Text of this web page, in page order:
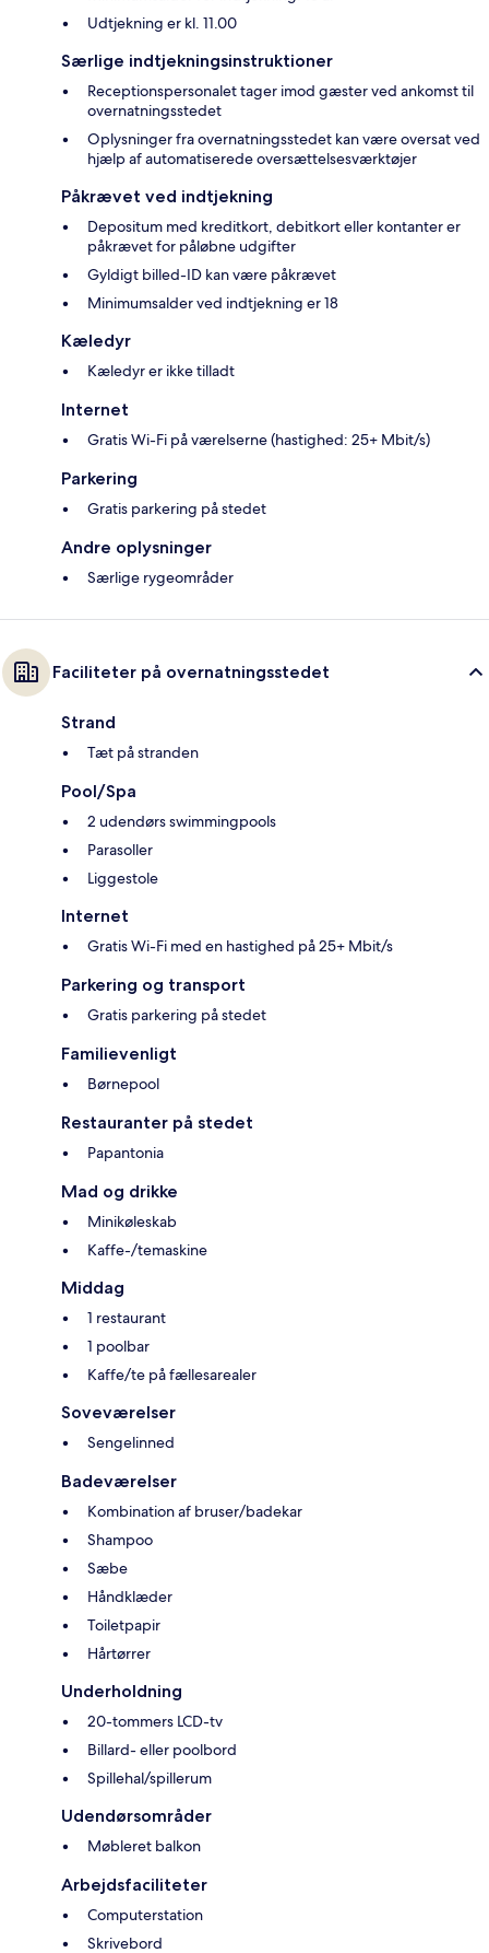
Udtjekning er kl. 11.00
Særlige indtjekningsinstruktioner
Receptionspersonalet tager imod gæster ved ankomst til
overnatningsstedet
Oplysninger fra overnatningsstedet kan være oversat ved
hjælp af automatiserede oversættelsesværktøjer
Påkrævet ved indtjekning
Depositum med kreditkort, debitkort eller kontanter er
påkrævet for påløbne udgifter
Gyldigt billed-ID kan være påkrævet
Minimumsalder ved indtjekning er 18
Kæledyr
Kæledyr er ikke tilladt
Internet
Gratis Wi-Fi på værelserne (hastighed: 25+ Mbit/s)
Parkering
Gratis parkering på stedet
Andre oplysninger
Særlige rygeområder
Faciliteter på overnatningsstedet
Strand
Tæt på stranden
Pool/Spa
2 udendørs swimmingpools
Parasoller
Liggestole
Internet
Gratis Wi-Fi med en hastighed på 25+ Mbit/s
Parkering og transport
Gratis parkering på stedet
Familievenligt
Børnepool
Restauranter på stedet
Papantonia
Mad og drikke
Minikøleskab
Kaffe-/temaskine
Middag
1 restaurant
1 poolbar
Kaffe/te på fællesarealer
Soveværelser
Sengelinned
Badeværelser
Kombination af bruser/badekar
Shampoo
Sæbe
Håndklæder
Toiletpapir
Hårtørrer
Underholdning
20-tommers LCD-tv
Billard- eller poolbord
Spillehal/spillerum
Udendørsområder
Møbleret balkon
Arbejdsfaciliteter
Computerstation
Skrivebord